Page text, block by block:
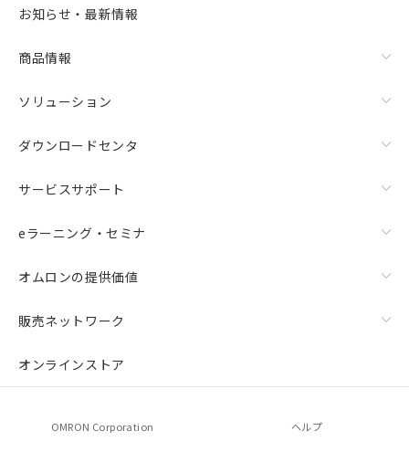
お知らせ・最新情報
商品情報
ソリューション
ダウンロードセンタ
サービスサポート
eラーニング・セミナ
オムロンの提供価値
販売ネットワーク
オンラインストア
OMRON Corporation ヘルプ